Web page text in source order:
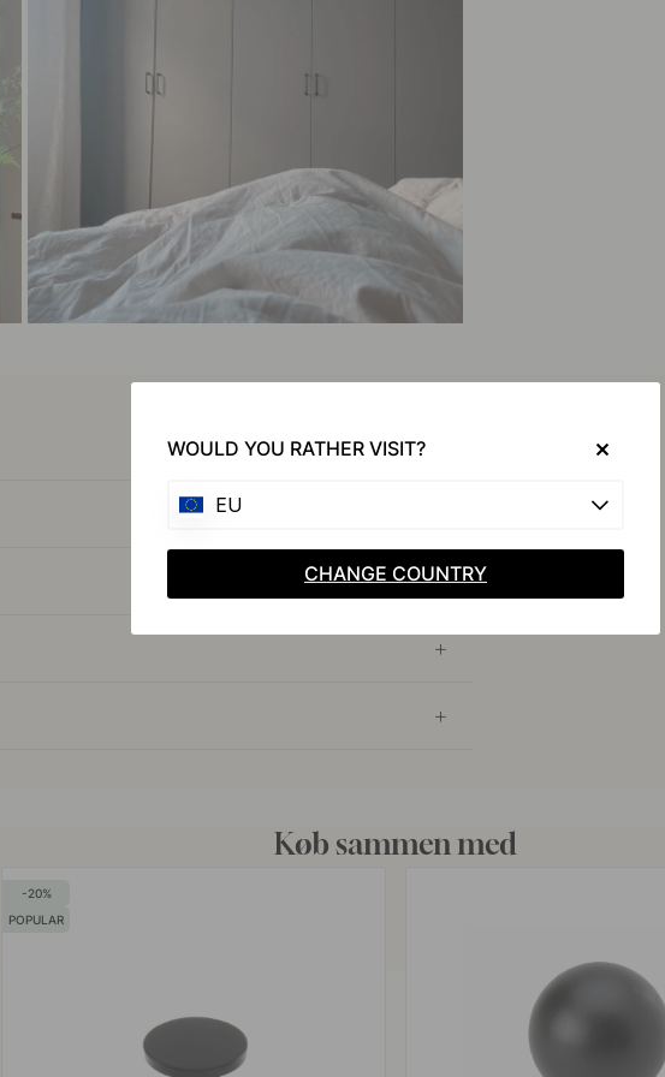
Køb sammen med
20
POPULAR
WOULD YOU RATHER VISIT?
EU
CHANGE COUNTRY